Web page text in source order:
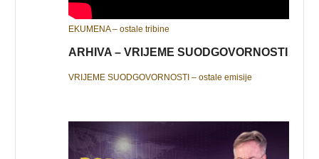
EKUMENA – ostale tribine
ARHIVA – VRIJEME SUODGOVORNOSTI
VRIJEME SUODGOVORNOSTI – ostale emisije